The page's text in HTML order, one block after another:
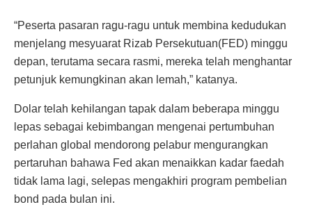
“Peserta pasaran ragu-ragu untuk membina kedudukan
menjelang mesyuarat Rizab Persekutuan(FED) minggu
depan, terutama secara rasmi, mereka telah menghantar
petunjuk kemungkinan akan lemah,” katanya.
Dolar telah kehilangan tapak dalam beberapa minggu
lepas sebagai kebimbangan mengenai pertumbuhan
perlahan global mendorong pelabur mengurangkan
pertaruhan bahawa Fed akan menaikkan kadar faedah
tidak lama lagi, selepas mengakhiri program pembelian
bond pada bulan ini.